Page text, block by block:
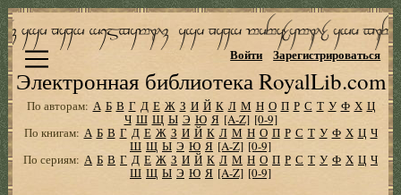
Электронная библиотека RoyalLib.com
Войти Зарегистрироваться
По авторам: А Б В Г Д Е Ж З И Й К Л М Н О П Р С Т У Ф Х Ц
Ч Ш Щ Ы Э Ю Я [A-Z] [0-9]
По книгам: А Б В Г Д Е Ж З И Й К Л М Н О П Р С Т У Ф Х Ц Ч
Ш Щ Ы Э Ю Я [A-Z] [0-9]
По сериям: А Б В Г Д Е Ж З И Й К Л М Н О П Р С Т У Ф Х Ц Ч
Ш Щ Ы Э Ю Я [A-Z] [0-9]